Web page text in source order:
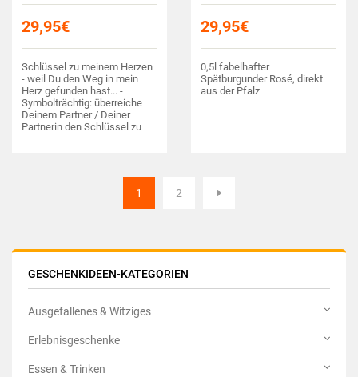
GESCHENKIDEEN-KATEGORIEN
Ausgefallenes & Witziges
Erlebnisgeschenke
Essen & Trinken
29,95€
Schlüssel zu meinem Herzen
- weil Du den Weg in mein
Herz gefunden hast... -
Symbolträchtig: überreiche
Deinem Partner / Deiner
Partnerin den Schlüssel zu
inklusive wunderschöner
29,95€
0,5l fabelhafter
Spätburgunder Rosé, direkt
aus der Pfalz
1 2